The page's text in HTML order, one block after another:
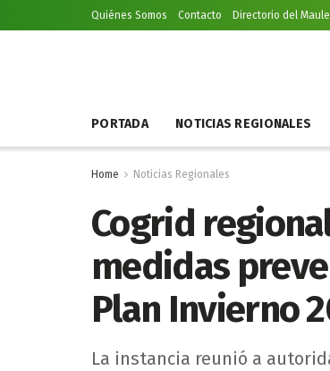
Quiénes Somos Contacto Directorio del Maule
PORTADA NOTICIAS REGIONALES
Home Noticias Regionales
Cogrid
medidas
Plan Invierno
La instancia reunió a